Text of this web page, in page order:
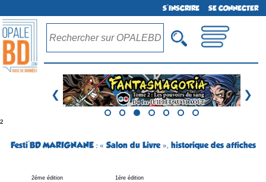
S'INSCRIRE SE CONNECTER
❮ ❯
²
Festi'BD MARIGNANE : « Salon du Livre », historique des affiches
2éme édition 1ére édition